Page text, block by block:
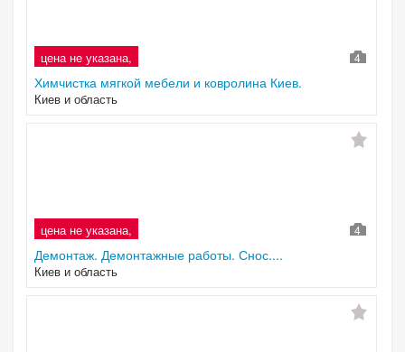
цена не указана, 4
Химчистка мягкой мебели и ковролина Киев.
Киев и область
цена не указана, 4
Демонтаж. Демонтажные работы. Снос....
Киев и область